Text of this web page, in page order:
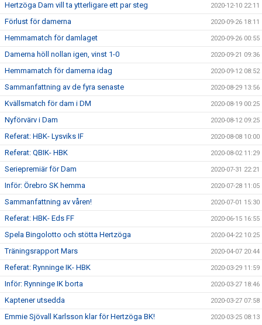
Hertzöga Dam vill ta ytterligare ett par steg 2020-12-10 22:11
Förlust för damerna 2020-09-26 18:11
Hemmamatch för damlaget 2020-09-26 00:55
Damerna höll nollan igen, vinst 1-0 2020-09-21 09:36
Hemmamatch för damerna idag 2020-09-12 08:52
Sammanfattning av de fyra senaste 2020-08-29 13:56
Kvällsmatch för dam i DM 2020-08-19 00:25
Nyförvärv i Dam 2020-08-12 09:25
Referat: HBK- Lysviks IF 2020-08-08 10:00
Referat: QBIK- HBK 2020-08-02 11:29
Seriepremiär för Dam 2020-07-31 22:21
Inför: Örebro SK hemma 2020-07-28 11:05
Sammanfattning av våren! 2020-07-01 15:30
Referat: HBK- Eds FF 2020-06-15 16:55
Spela Bingolotto och stötta Hertzöga 2020-04-22 10:25
Träningsrapport Mars 2020-04-07 20:44
Referat: Rynninge IK- HBK 2020-03-29 11:59
Inför: Rynninge IK borta 2020-03-27 18:46
Kaptener utsedda 2020-03-27 07:58
Emmie Sjövall Karlsson klar för Hertzöga BK! 2020-03-25 08:13